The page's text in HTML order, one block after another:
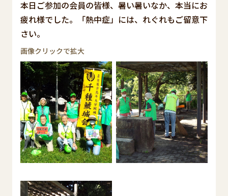
本日ご参加の会員の皆様、暑い暑いなか、本当にお
疲れ様でした。「熱中症」には、れぐれもご留意下
さい。
画像クリックで拡大